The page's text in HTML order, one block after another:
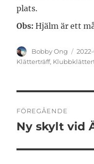
plats.
Obs: Hjälm är ett
Författare
Bobby Ong
den
Klätterträff,
FÖREGÅENDE
Föregående
Ny skylt vid